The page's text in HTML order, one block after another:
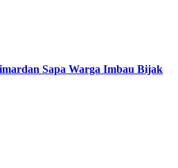
Sapa Warga Imbau Bijak